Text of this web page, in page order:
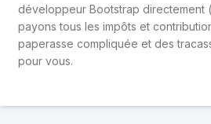
développeur Bootstrap directement
payons tous les impôts et
paperasse compliquée et des
pour vous.